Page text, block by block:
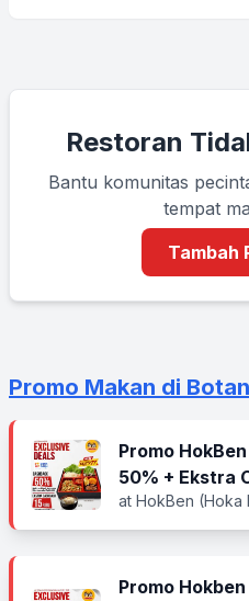
Restoran
Bantu komunitas
tempat
Tambah
Promo Makan di
Promo
50% + Ekstra
at HokBen (Hoka
Promo